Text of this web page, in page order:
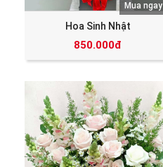
Hoa Sinh Nhật
850.000đ
Mua ngay